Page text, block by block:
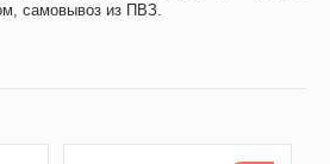
самовывоз из ПВЗ.